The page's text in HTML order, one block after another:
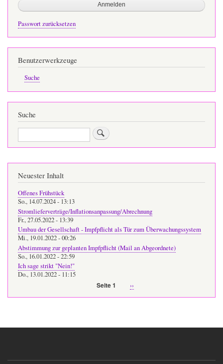
Passwort zurücksetzen
Benutzerwerkzeuge
Suche
Suche
Suche
Neuester Inhalt
Offenes Frühstück
So., 14.07.2024 - 13:13
Stromlieferverträge/Inflationsanpassung/Abrechnung
Fr., 27.05.2022 - 13:39
Umbau der Gesellschaft - Impfpflicht als Tür zum Überwachungssystem
Mi., 19.01.2022 - 00:26
Abstimmung zur geplanten Impfpflicht (Mail an Abgeordnete)
So., 16.01.2022 - 22:59
Ich sage strikt "Nein!"
Do., 13.01.2022 - 11:15
Seite 1
Nächste
››